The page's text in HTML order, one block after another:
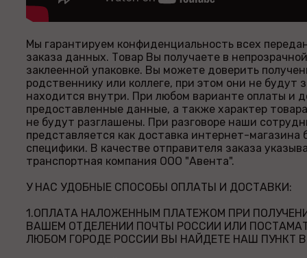
Мы гарантируем конфиденциальность всех
заказа данных. Товар Вы получаете в
заклеенной упаковке. Вы можете доверить
родственнику или коллеге, при этом они не будут
находится внутри. При любом варианте оплаты и
предоставленные данные, а также характер
не будут разглашены. При разговоре наши
представляется как доставка интернет-магазина
специфики. В качестве отправителя заказа
транспортная компания ООО "Авента".
У НАС УДОБНЫЕ СПОСОБЫ ОПЛАТЫ И ДОСТАВКИ:
1.ОПЛАТА НАЛОЖЕННЫМ ПЛАТЕЖОМ ПРИ
ВАШЕМ ОТДЕЛЕНИИ ПОЧТЫ РОССИИ ИЛИ ПОСТАМАТЕ
ЛЮБОМ ГОРОДЕ РОССИИ ВЫ НАЙДЕТЕ НАШ ПУНКТ